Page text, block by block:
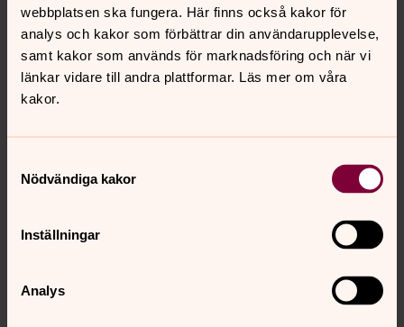
webbplatsen ska fungera. Här finns också kakor för
analys och kakor som förbättrar din användarupplevelse,
samt kakor som används för marknadsföring och när vi
länkar vidare till andra plattformar. Läs mer om våra
kakor.
Nödvändiga kakor
Inställningar
Analys
Samtalsstöd
Jourhavande präst
kan också chatta med eller skriva ett digitalt brev till en
jourhavande präst.
Palveleva puhelin
I Sverigefinska telefonjouren kan du prata finska, chatta
eller skriva ett digitalt brev. Ruotsin kirkon keskusteluapu